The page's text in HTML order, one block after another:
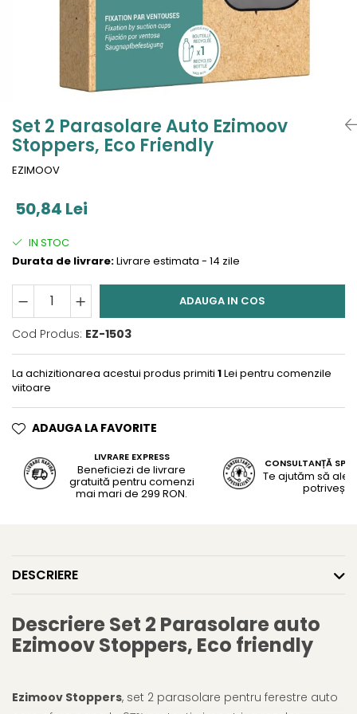
Consultanta Instalare
Jucarii de Sortare
Jucarii de tras
Jucarii din plus
Jucarii muzicale
Jucarii pentru baie
PAPUSI
Set 2 Parasolare Auto Ezimoov
Stoppers, Eco Friendly
EZIMOOV
50,84 Lei
IN STOC
Durata de livrare:Livrare estimata - 14 zile
ADAUGA IN COS
Cod Produs: EZ-1503
La achizitionarea acestui produs primiti 1Lei pentru comenzile
viitoare
ADAUGA LA FAVORITE
LIVRARE EXPRESS
Beneficiezi de livrare
gratuită pentru comenzi
mai mari de 299 RON.
CONSULTANȚĂ
Te ajutăm să
DESCRIERE
Descriere Set 2 Parasolare auto
Ezimoov Stoppers, Eco friendly
Ezimoov Stoppers, set 2 parasolare pentru ferestre auto